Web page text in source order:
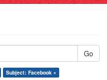
Go
Subject: Facebook ×